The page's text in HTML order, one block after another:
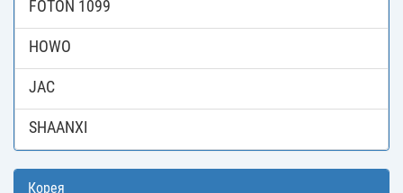
FOTON 1099
HOWO
JAC
SHAANXI
Корея